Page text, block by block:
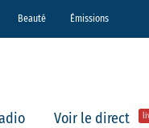
Beauté Émissions
Voir le direct